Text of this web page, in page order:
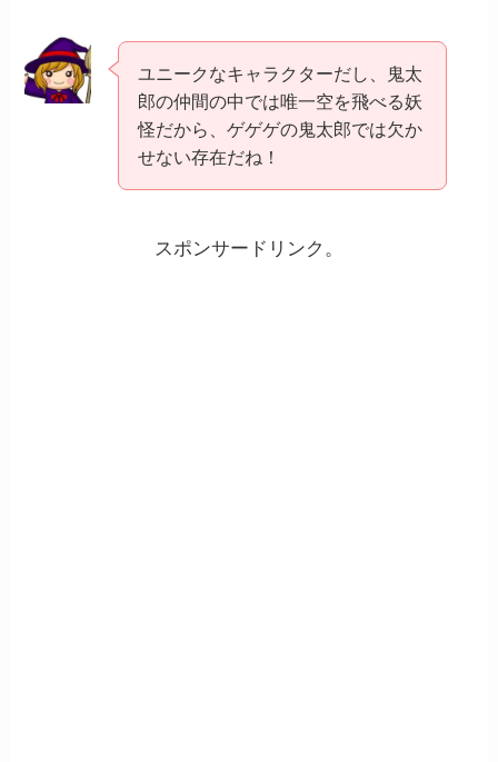
ユニークなキャラクターだし、鬼太
郎の仲間の中では唯一空を飛べる妖
怪だから、ゲゲゲの鬼太郎では欠か
せない存在だね！
スポンサードリンク。